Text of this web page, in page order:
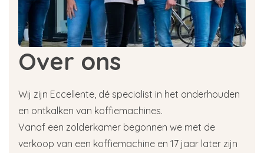
Over ons
Wij zijn Eccellente, dé specialist in het onderhouden
en ontkalken van koffiemachines.
Vanaf een zolderkamer begonnen we met de
verkoop van een koffiemachine en 17 jaar later zijn